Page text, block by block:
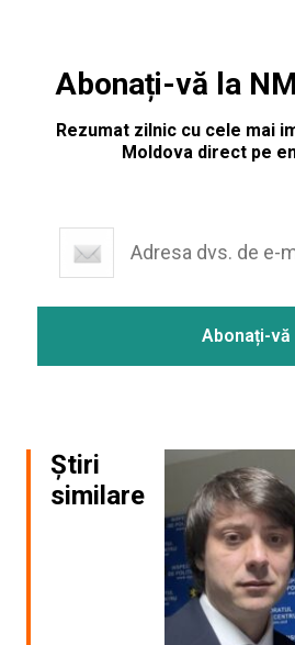
Abonați-vă la
Rezumat zilnic cu cele mai
Moldova direct pe
Știri
similare